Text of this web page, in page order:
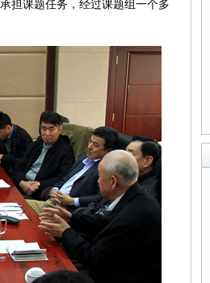
担课题任务，经过课题组一个多